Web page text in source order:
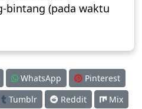
bintang (pada waktu
WhatsApp
Pinterest
Tumblr Reddit Mix